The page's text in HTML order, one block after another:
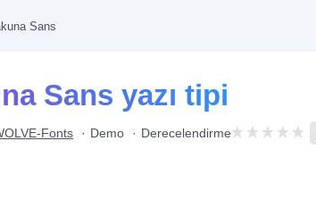
Sans
Sans yazı tipi
Fonts Demo Derecelendirme